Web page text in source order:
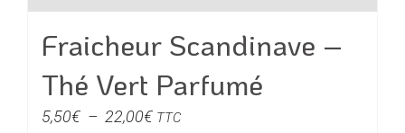
Fraicheur Scandinave –
Thé Vert Parfumé
5,50€ – 22,00€Plage
TTC